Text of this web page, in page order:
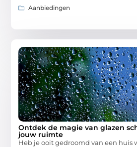
Aanbiedingen
Ontdek de magie van glazen
jouw ruimte
Heb je ooit gedroomd van een huis